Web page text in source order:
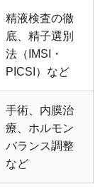
精液検査の徹
底、精子選別
法（IMSI・
PICSI）など
手術、内膜治
療、ホルモン
バランス調整
など